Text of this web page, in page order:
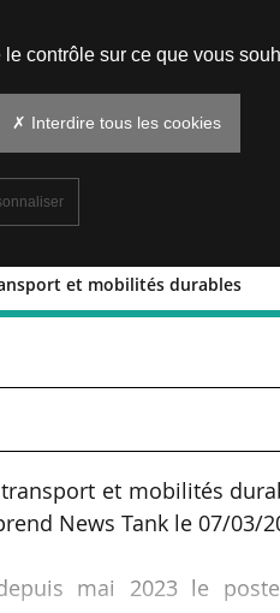
et mobilités durables
en
et mobilités
News Tank le 07/03/
mai 2023 le
contrôle sur ce que vous
✗ Interdire tous les cookies